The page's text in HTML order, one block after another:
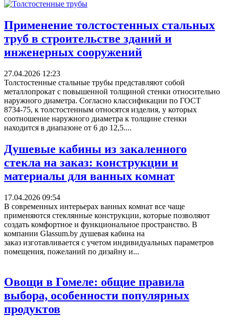
Применение толстостенных стальных
труб в строительстве зданий и
инженерных сооружений
27.04.2026 12:23
Толстостенные стальные трубы представляют собой
металлопрокат с повышенной толщиной стенки относительно
наружного диаметра. Согласно классификации по ГОСТ
8734-75, к толстостенным относятся изделия, у которых
соотношение наружного диаметра к толщине стенки
находится в диапазоне от 6 до 12,5....
Душевые кабины из закаленного
стекла на заказ: конструкции и
материалы для ванных комнат
17.04.2026 09:54
В современных интерьерах ванных комнат все чаще
применяются стеклянные конструкции, которые позволяют
создать комфортное и функциональное пространство. В
компании Glassum.by душевая кабина на
заказ изготавливается с учетом индивидуальных параметров
помещения, пожеланий по дизайну и...
Овощи в Гомеле: общие правила
выбора, особенности популярных
продуктов